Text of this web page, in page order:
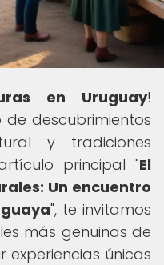
en Uruguay!
descubrimientos
y tradiciones
principal "El
Un encuentro
", te invitamos
más genuinas de
experiencias únicas